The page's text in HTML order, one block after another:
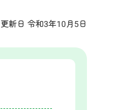
更新日 令和3年10月5日